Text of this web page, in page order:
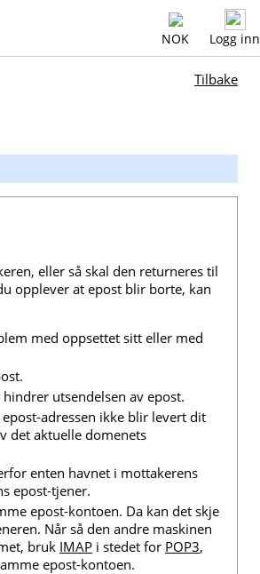
NOK Logg inn
Tilbake
eller så skal den returneres til
opplever at epost blir borte, kan
med oppsettet sitt eller med
utsendelsen av epost.
adressen ikke blir levert dit
det aktuelle domenets
enten havnet i mottakerens
epost-tjener.
epost-kontoen. Da kan det skje
Når så den andre maskinen
bruk IMAP i stedet for POP3,
epost-kontoen.